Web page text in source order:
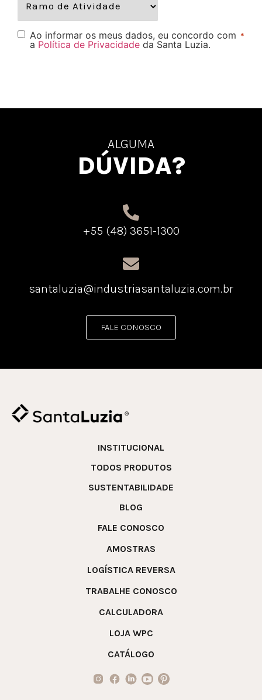
Ao informar os meus dados, eu concordo com
a Política de Privacidade da Santa Luzia.
*
ALGUMA
DÚVIDA?
+55 (48) 3651-1300
santaluzia@industriasantaluzia.com.br
FALE CONOSCO
INSTITUCIONAL
TODOS PRODUTOS
SUSTENTABILIDADE
BLOG
FALE CONOSCO
AMOSTRAS
LOGÍSTICA REVERSA
TRABALHE CONOSCO
CALCULADORA
LOJA WPC
CATÁLOGO